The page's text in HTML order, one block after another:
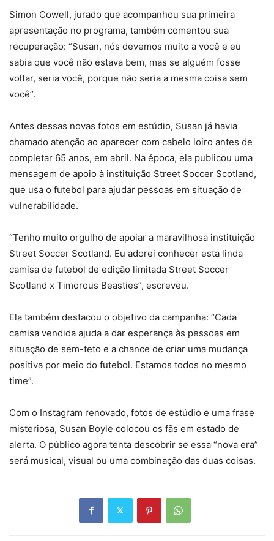
Simon Cowell, jurado que acompanhou sua primeira
apresentação no programa, também comentou sua
recuperação: “Susan, nós devemos muito a você e eu
sabia que você não estava bem, mas se alguém fosse
voltar, seria você, porque não seria a mesma coisa sem
você”.
Antes dessas novas fotos em estúdio, Susan já havia
chamado atenção ao aparecer com cabelo loiro antes de
completar 65 anos, em abril. Na época, ela publicou uma
mensagem de apoio à instituição Street Soccer Scotland,
que usa o futebol para ajudar pessoas em situação de
vulnerabilidade.
“Tenho muito orgulho de apoiar a maravilhosa instituição
Street Soccer Scotland. Eu adorei conhecer esta linda
camisa de futebol de edição limitada Street Soccer
Scotland x Timorous Beasties”, escreveu.
Ela também destacou o objetivo da campanha: “Cada
camisa vendida ajuda a dar esperança às pessoas em
situação de sem-teto e a chance de criar uma mudança
positiva por meio do futebol. Estamos todos no mesmo
time”.
Com o Instagram renovado, fotos de estúdio e uma frase
misteriosa, Susan Boyle colocou os fãs em estado de
alerta. O público agora tenta descobrir se essa “nova era”
será musical, visual ou uma combinação das duas coisas.